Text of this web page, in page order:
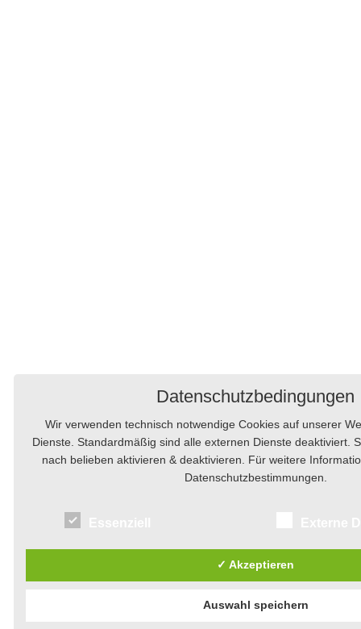
Datenschutzbedingungen
Wir verwenden technisch notwendige Cookies auf unserer
Dienste. Standardmäßig sind alle externen Dienste deaktiviert.
nach belieben aktivieren & deaktivieren. Für weitere
Datenschutzbestimmungen.
✓ Akzeptieren
Auswahl speichern